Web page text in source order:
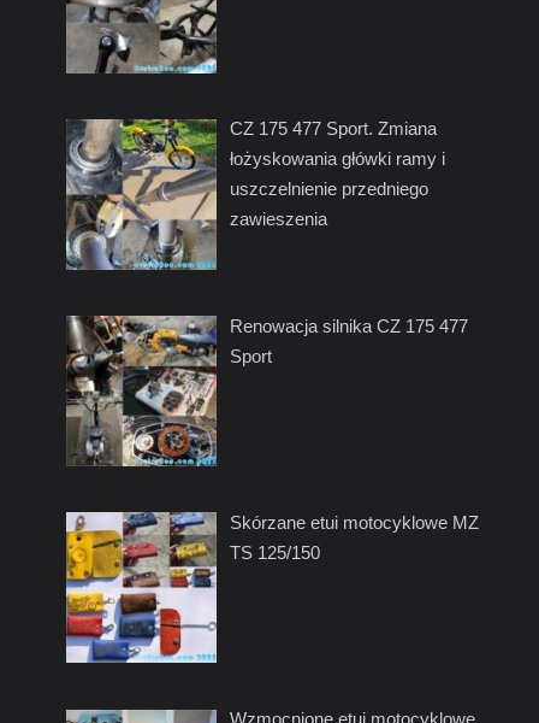
CZ 175 477 Sport. Zmiana
łożyskowania główki ramy i
uszczelnienie przedniego
zawieszenia
Renowacja silnika CZ 175 477
Sport
Skórzane etui motocyklowe MZ
TS 125/150
Wzmocnione etui motocyklowe,